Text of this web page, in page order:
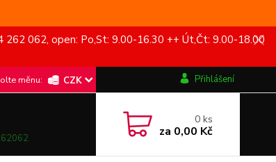
062, open: Po,St: 9.00-16.30 ++ Út,Čt: 9.00-18.00
CZK Přihlášení
0ks
za 0,00 Kč